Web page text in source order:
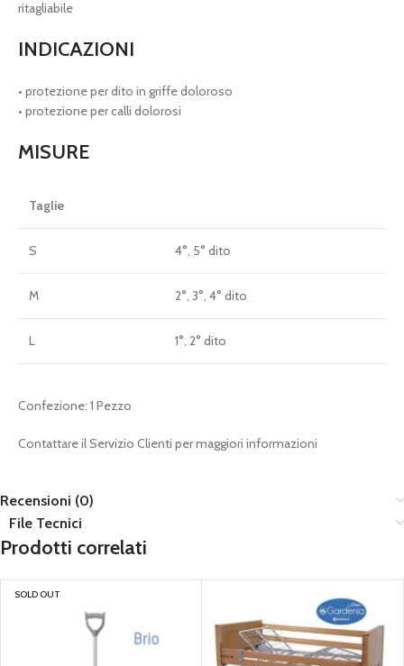
ritagliabile
INDICAZIONI
• protezione per dito in griffe doloroso
• protezione per calli dolorosi
MISURE
Taglie
S 4°, 5° dito
M 2°, 3°, 4° dito
L 1°, 2° dito
Confezione: 1 Pezzo
Contattare il Servizio Clienti per maggiori informazioni
Recensioni (0)
File Tecnici
Prodotti correlati
SOLD OUT